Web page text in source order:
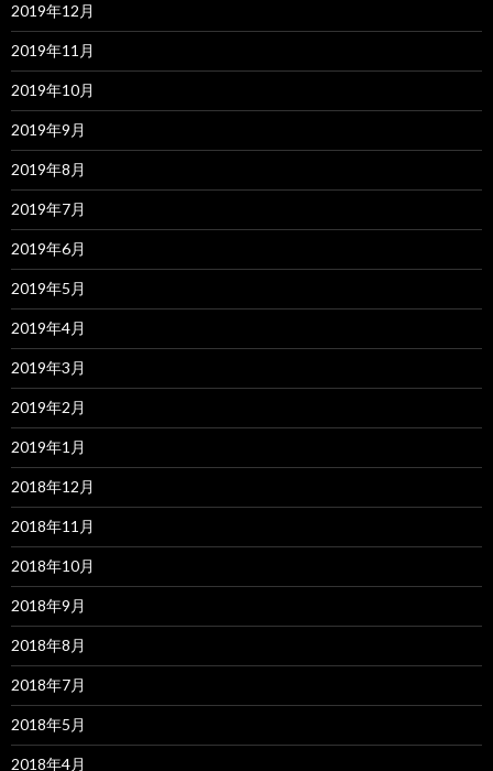
2019年12月
2019年11月
2019年10月
2019年9月
2019年8月
2019年7月
2019年6月
2019年5月
2019年4月
2019年3月
2019年2月
2019年1月
2018年12月
2018年11月
2018年10月
2018年9月
2018年8月
2018年7月
2018年5月
2018年4月